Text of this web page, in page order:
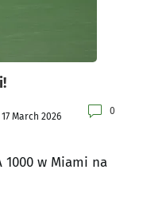
17 March 2026 0
1000 w Miami na